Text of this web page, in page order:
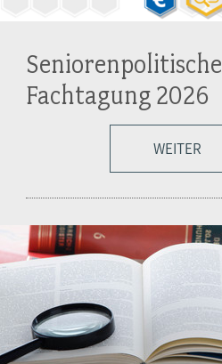
Seniorenpolitische
Fachtagung 2026
WEITER